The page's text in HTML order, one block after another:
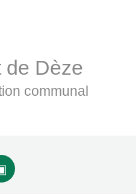
de Dèze
communal